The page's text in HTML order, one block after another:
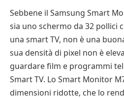
Sebbene il Samsung Smart
sia uno schermo da 32 pollici
una smart TV, non è una
sua densità di pixel non è
guardare film e programmi
Smart TV. Lo Smart Monitor
dimensioni ridotte, che lo